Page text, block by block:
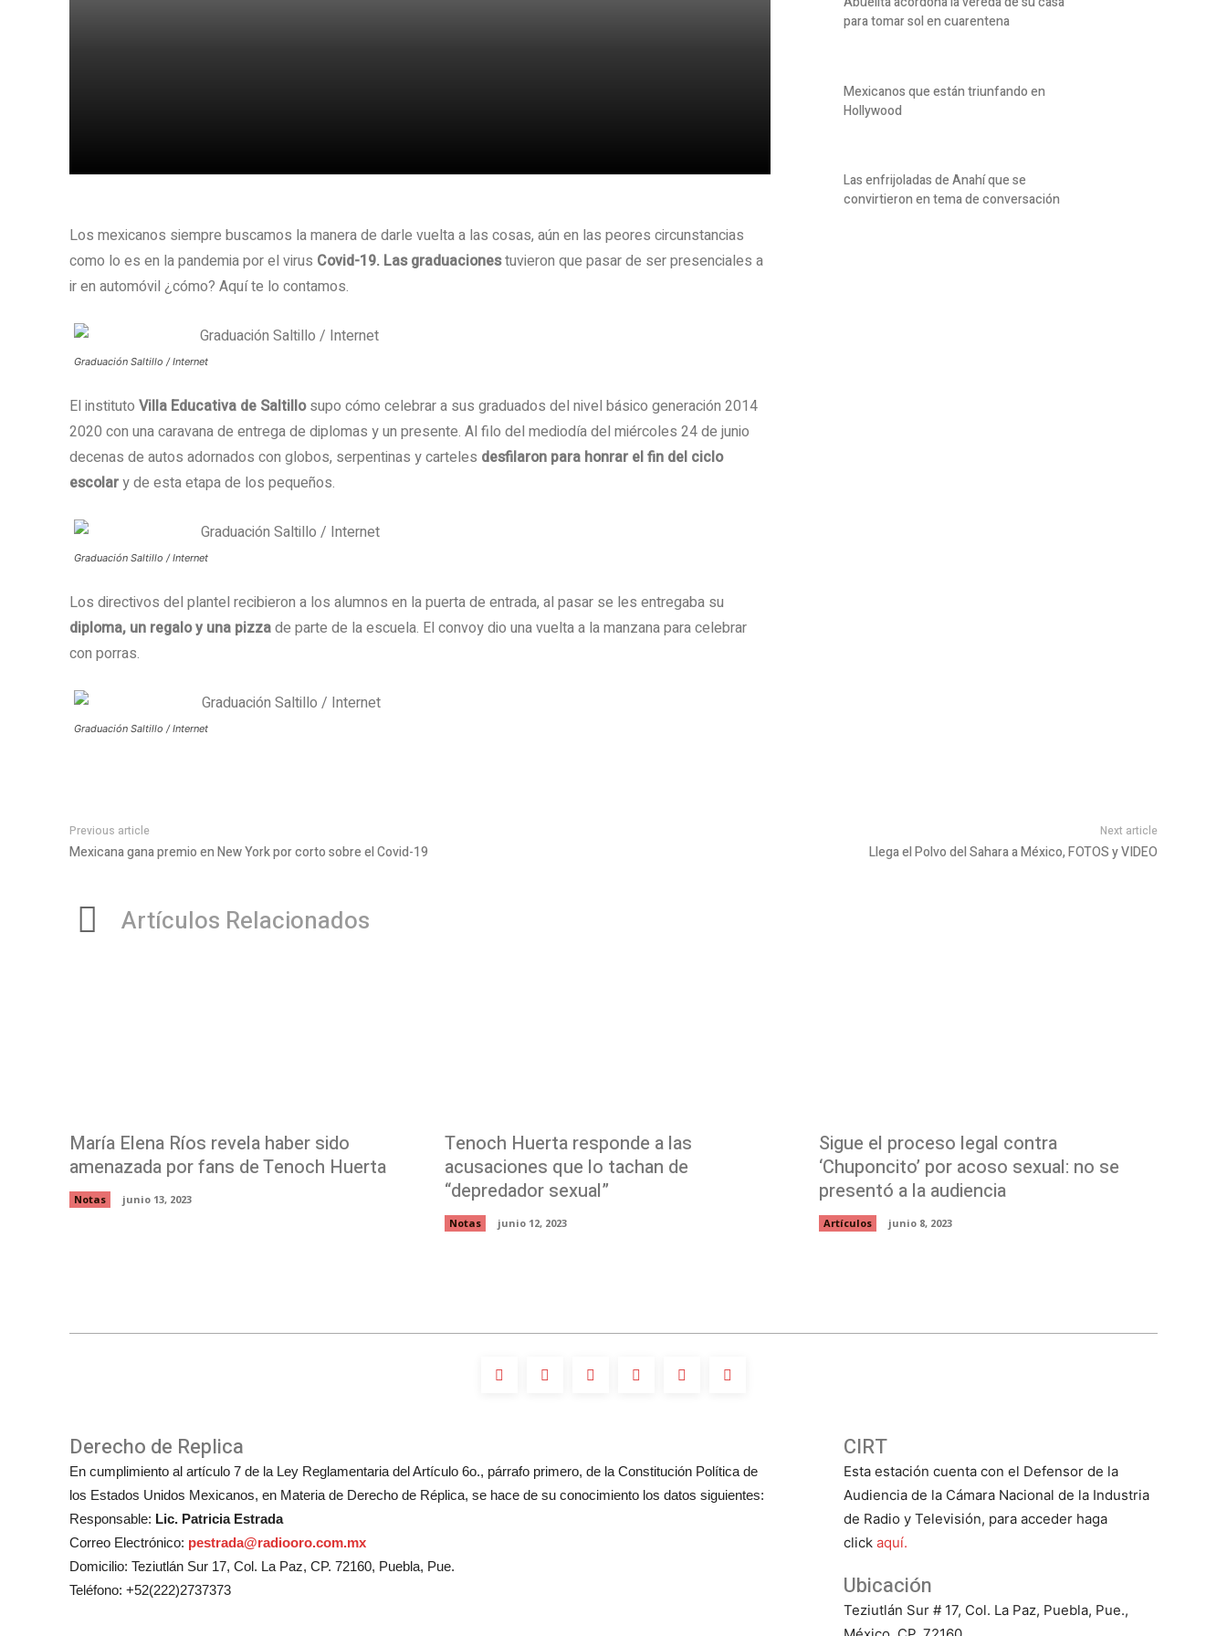
Los mexicanos siempre buscamos la manera de darle vuelta a las cosas, aún en las peores circunstancias
como lo es en la pandemia por el virus Covid-19. Las graduacionestuvieron que pasar de ser presenciales a
ir en automóvil ¿cómo? Aquí te lo contamos.
Graduación Saltillo / Internet
El instituto Villa Educativa de Saltillosupo cómo celebrar a sus graduados del nivel básico generación 2014
2020 con una caravana de entrega de diplomas y un presente. Al filo del mediodía del miércoles 24 de junio
decenas de autos adornados con globos, serpentinas y carteles desfilaron para honrar el fin del ciclo
escolary de esta etapa de los pequeños.
Graduación Saltillo / Internet
Los directivos del plantel recibieron a los alumnos en la puerta de entrada, al pasar se les entregaba su
diploma, un regalo y una pizzade parte de la escuela. El convoy dio una vuelta a la manzana para celebrar
con porras.
Graduación Saltillo / Internet
para tomar sol en cuarentena
Mexicanos que están triunfando en
Hollywood
Las enfrijoladas de Anahí que se
convirtieron en tema de conversación
Previous article
Mexicana gana premio en New York por corto sobre el Covid-19
Next article
Llega el Polvo del Sahara a México, FOTOS y VIDEO
Artículos Relacionados
María Elena Ríos revela haber sido
amenazada por fans de Tenoch Huerta
Notas junio 13, 2023
Tenoch Huerta responde a las
acusaciones que lo tachan de
“depredador sexual”
Notas junio 12, 2023
Sigue el proceso legal contra
‘Chuponcito’ por acoso sexual: no se
presentó a la audiencia
Artículos junio 8, 2023
Derecho de Replica
En cumplimiento al artículo 7 de la Ley Reglamentaria del Artículo 6o., párrafo primero, de la Constitución Política de
los Estados Unidos Mexicanos, en Materia de Derecho de Réplica, se hace de su conocimiento los datos siguientes:
Responsable: Lic. Patricia Estrada
Correo Electrónico: pestrada@radiooro.com.mx
Domicilio: Teziutlán Sur 17, Col. La Paz, CP. 72160, Puebla, Pue.
Teléfono: +52(222)2737373
CIRT
Esta estación cuenta con el Defensor de la
Audiencia de la Cámara Nacional de la Industria
de Radio y Televisión, para acceder haga
click aquí.
Ubicación
Teziutlán Sur # 17, Col. La Paz, Puebla, Pue.,